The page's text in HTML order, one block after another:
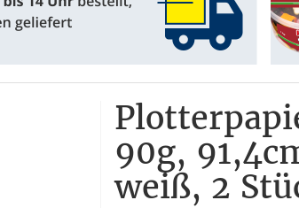
90g,
weiß, 2